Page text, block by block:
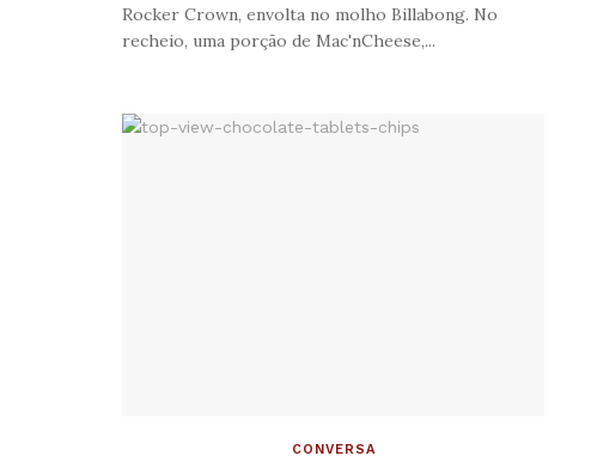
Rocker Crown, envolta no molho Billabong. No
recheio, uma porção de Mac'nCheese,...
CONVERSA